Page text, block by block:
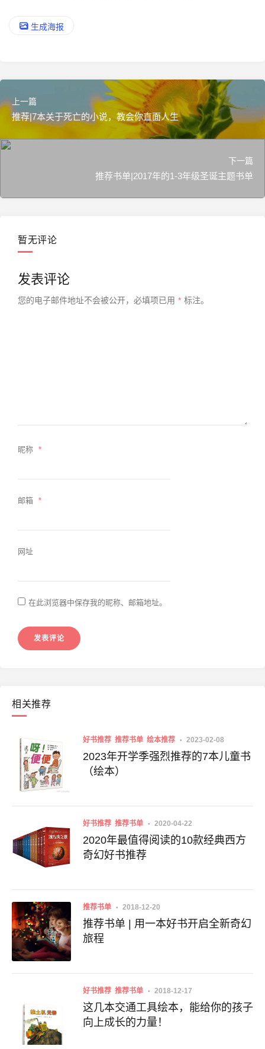
生成海报
上一篇
推荐|7本关于死亡的小说，教会你直面人生
下一篇
推荐书单|2017年的1-3年级圣诞主题书单
暂无评论
发表评论
您的电子邮件地址不会被公开， 必填项已用 * 标注。
昵称 *
邮箱 *
网址
在此浏览器中保存我的昵称、邮箱地址。
相关推荐
好书推荐 推荐书单 绘本推荐 2023-02-08
2023年开学季强烈推荐的7本儿童书
（绘本）
好书推荐 推荐书单 2020-04-22
2020年最值得阅读的10款经典西方
奇幻好书推荐
推荐书单 2018-12-20
推荐书单 | 用一本好书开启全新奇幻
旅程
好书推荐 推荐书单 2018-12-17
这几本交通工具绘本，能给你的孩子
向上成长的力量！